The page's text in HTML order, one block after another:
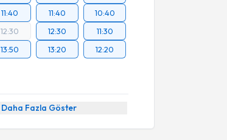
11:40
12:30
13:50
11:40
12:30
13:20
10:40
11:30
12:20
Daha Fazla Göster